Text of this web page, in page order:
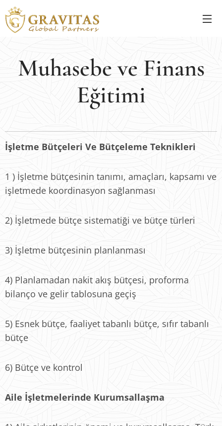
Muhasebe ve Finans
Eğitimi
İşletme Bütçeleri Ve Bütçeleme Teknikleri
1 ) İşletme bütçesinin tanımı, amaçları, kapsamı ve
işletmede koordinasyon sağlanması
2) İşletmede bütçe sistematiği ve bütçe türleri
3) İşletme bütçesinin planlanması
4) Planlamadan nakit akış bütçesi, proforma
bilanço ve gelir tablosuna geçiş
5) Esnek bütçe, faaliyet tabanlı bütçe, sıfır tabanlı
bütçe
6) Bütçe ve kontrol
Aile İşletmelerinde Kurumsallaşma